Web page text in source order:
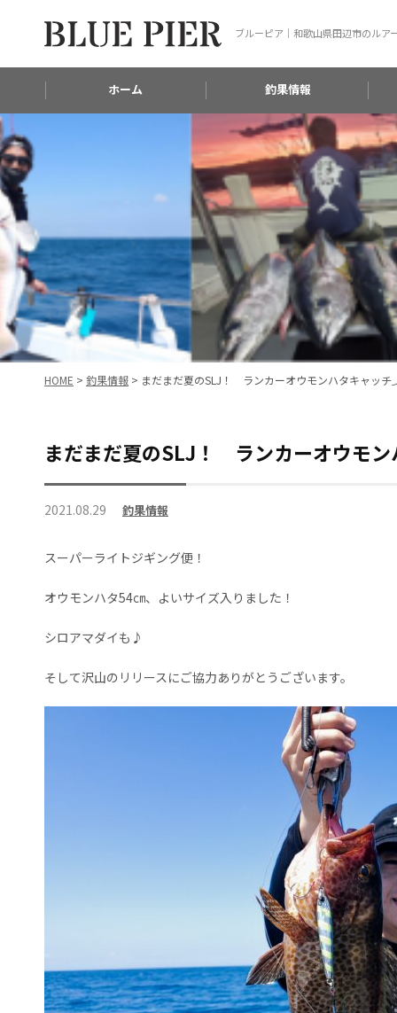
ブルーピア｜和歌山県田辺市のルア
ホーム 釣果情報
HOME > 釣果情報 > まだまだ夏のSLJ！ ランカーオウモンハタキャ
まだまだ夏のSLJ！ ランカーオウ
2021.08.29 釣果情報
スーパーライトジギング便！
オウモンハタ54㎝、よいサイズ入りました！
シロアマダイも♪
そして沢山のリリースにご協力ありがとうございます。